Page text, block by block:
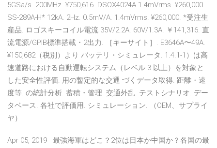
5GSa/s. 200MHz. ¥750,616. DSOX4024A 1.4mVrms. ¥260,000.
SS-289A-H* 12kA. 2Hz. 0.5mV/A. 1.4mVrms. ¥260,000. *受注生
産品. ロゴスキーコイル電流 35V/2.2A. 60V/1.3A. ￥141,316. 直
流電源/GPIB標準搭載・2出力. ［キーサイト］. E3646A〜49A.
¥150,682（税別）より バッテリ・シミュレータ. 1.4.1-1）は高
速道路における自動運転システム（レベル 3 以上）を対象と
した安全性評価. 用の暫定的な交通 づくデータ取得. 距離・速
度等. の統計分析. 蓄積・管理. 交通外乱. テストシナリオ. デー
タベース. 各社で評価用. シミュレーション. （OEM、サプライ
ヤ）
Apr 05, 2019 · 最強海軍はどこ？2位は日本か中国か？各国の最